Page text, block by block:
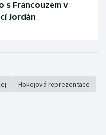
s Francouzem v
Jordán
Hokejová reprezentace